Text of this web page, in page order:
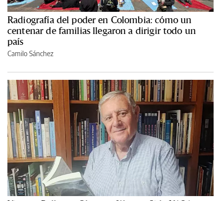
Radiografía del poder en Colombia: cómo un
centenar de familias llegaron a dirigir todo un
país
Camilo Sánchez